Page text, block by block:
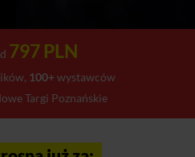
797 PLN
100+wystawców
Targi Poznańskie